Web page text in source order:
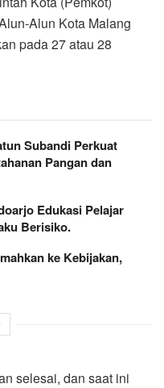
Alun Kota Malang
pada 27 atau 28
Subandi Perkuat
Pangan dan
Edukasi Pelajar
Berisiko.
ke Kebijakan,
selesai, dan saat ini